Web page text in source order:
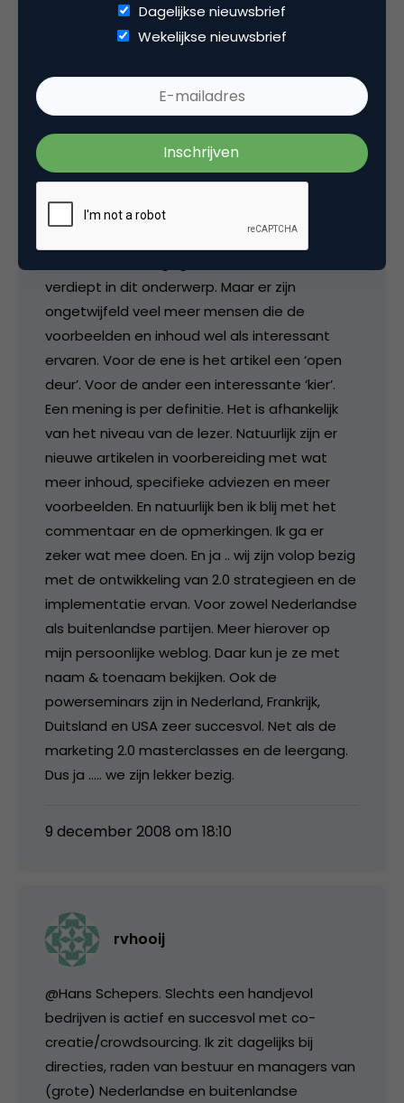
rvhooij
Even kort over het ‘niveau’ van dit artikel.
Allereerst merken wij in de dagelijkse praktijk
dat co-creatie en andere vormen van crowd-
sourcing nog zeer onbekend zijn. Zij die
reageren op dit artikel, hebben hier – zo te
verdiept in dit onderwerp. Maar er zijn
ongetwijfeld veel meer mensen die de
voorbeelden en inhoud wel als interessant
ervaren. Voor de ene is het artikel een ‘open
deur’. Voor de ander een interessante ‘kier’.
Een mening is per definitie. Het is afhankelijk
van het niveau van de lezer. Natuurlijk zijn er
nieuwe artikelen in voorbereiding met wat
meer inhoud, specifieke adviezen en meer
voorbeelden. En natuurlijk ben ik blij met het
commentaar en de opmerkingen. Ik ga er
zeker wat mee doen. En ja .. wij zijn volop bezig
met de ontwikkeling van 2.0 strategieen en de
implementatie ervan. Voor zowel Nederlandse
als buitenlandse partijen. Meer hierover op
mijn persoonlijke weblog. Daar kun je ze met
naam & toenaam bekijken. Ook de
powerseminars zijn in Nederland, Frankrijk,
Duitsland en USA zeer succesvol. Net als de
marketing 2.0 masterclasses en de leergang.
Dus ja ….. we zijn lekker bezig.
9 december 2008 om 18:10
rvhooij
@Hans Schepers. Slechts een handjevol
bedrijven is actief en succesvol met co-
creatie/crowdsourcing. Ik zit dagelijks bij
directies, raden van bestuur en managers van
(grote) Nederlandse en buitenlandse
Dagelijkse nieuwsbrief
Wekelijkse nieuwsbrief